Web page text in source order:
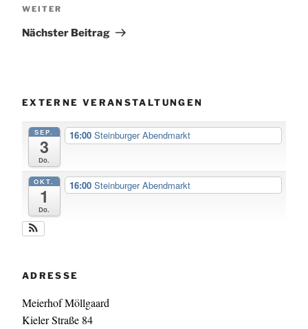
Nächster
WEITER
Nächster Beitrag
EXTERNE VERANSTALTUNGEN
SEP.
3
Do.
16:00 Steinburger Abendmarkt
OKT.
1
Do.
16:00 Steinburger Abendmarkt
ADRESSE
Meierhof Möllgaard
Kieler Straße 84